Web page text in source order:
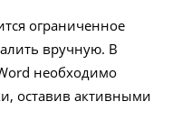
ограниченное
вручную. В
необходимо
оставив активными